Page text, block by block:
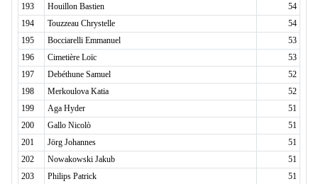
193
Houillon Bastien
54
194
Touzzeau Chrystelle
54
195
Bocciarelli Emmanuel
53
196
Cimetière Loïc
53
197
Debéthune Samuel
52
198
Merkoulova Katia
52
199
Aga Hyder
51
200
Gallo Nicolò
51
201
Jörg Johannes
51
202
Nowakowski Jakub
51
203
Philips Patrick
51